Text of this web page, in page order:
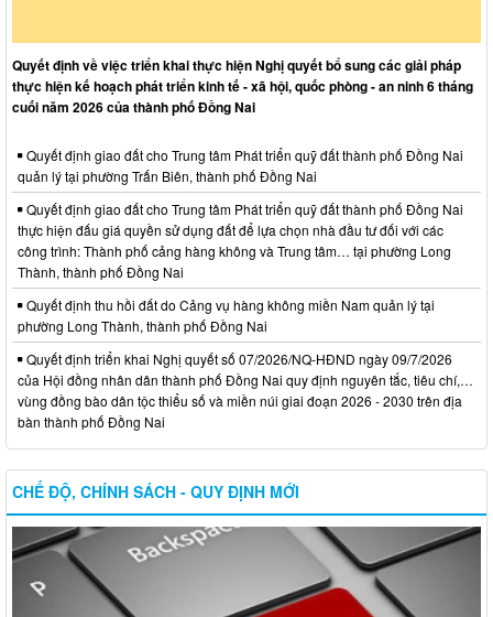
Quyết định về việc triển khai thực hiện Nghị quyết bổ sung các giải pháp
thực hiện kế hoạch phát triển kinh tế - xã hội, quốc phòng - an ninh 6 tháng
cuối năm 2026 của thành phố Đồng Nai
Quyết định giao đất cho Trung tâm Phát triển quỹ đất thành phố Đồng Nai
quản lý tại phường Trấn Biên, thành phố Đồng Nai
Quyết định giao đất cho Trung tâm Phát triển quỹ đất thành phố Đồng Nai
thực hiện đấu giá quyền sử dụng đất để lựa chọn nhà đầu tư đối với các
công trình: Thành phố cảng hàng không và Trung tâm… tại phường Long
Thành, thành phố Đồng Nai
Quyết định thu hồi đất do Cảng vụ hàng không miền Nam quản lý tại
phường Long Thành, thành phố Đồng Nai
Quyết định triển khai Nghị quyết số 07/2026/NQ-HĐND ngày 09/7/2026
của Hội đồng nhân dân thành phố Đồng Nai quy định nguyên tắc, tiêu chí,…
vùng đồng bào dân tộc thiểu số và miền núi giai đoạn 2026 - 2030 trên địa
bàn thành phố Đồng Nai
CHẾ ĐỘ, CHÍNH SÁCH - QUY ĐỊNH MỚI